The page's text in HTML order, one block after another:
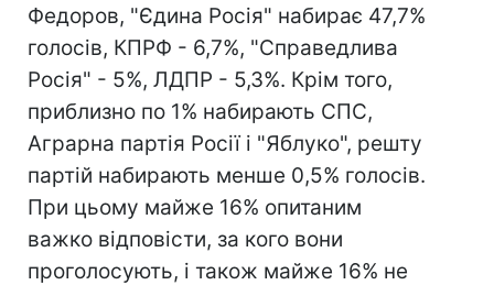
Федоров, "Єдина Росія" набирає 47,7%
голосів, КПРФ - 6,7%, "Справедлива
Росія" - 5%, ЛДПР - 5,3%. Крім того,
приблизно по 1% набирають СПС,
Аграрна партія Росії і "Яблуко", решту
партій набирають менше 0,5% голосів.
При цьому майже 16% опитаним
важко відповісти, за кого вони
проголосують, і також майже 16% не